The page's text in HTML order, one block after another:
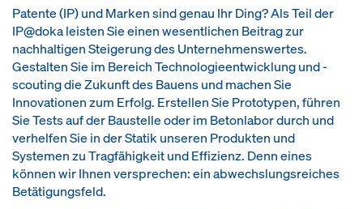
Patente (IP) und Marken sind genau Ihr Ding? Als Teil der
IP@doka leisten Sie einen wesentlichen Beitrag zur
nachhaltigen Steigerung des Unternehmenswertes.
Gestalten Sie im Bereich Technologieentwicklung und -
scouting die Zukunft des Bauens und machen Sie
Innovationen zum Erfolg. Erstellen Sie Prototypen, führen
Sie Tests auf der Baustelle oder im Betonlabor durch und
verhelfen Sie in der Statik unseren Produkten und
Systemen zu Tragfähigkeit und Effizienz. Denn eines
können wir Ihnen versprechen: ein abwechslungsreiches
Betätigungsfeld.